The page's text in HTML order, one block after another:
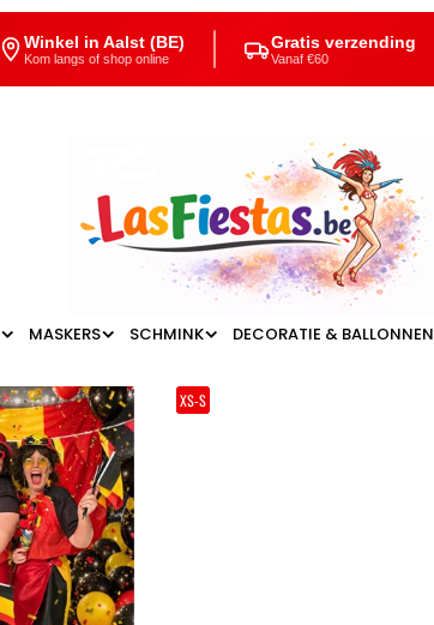
Winkel in Aalst (BE)
Kom langs of shop online
Gratis verzending
Vanaf €60
MASKERS SCHMINK DECORATIE & BALLONNEN
XS-S